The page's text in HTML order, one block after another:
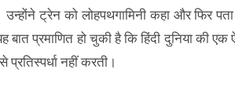
ट्रेन को लोहपथगामिनी कहा और फिर
प्रमाणित हो चुकी है कि हिंदी दुनिया की एक
नहीं करती।